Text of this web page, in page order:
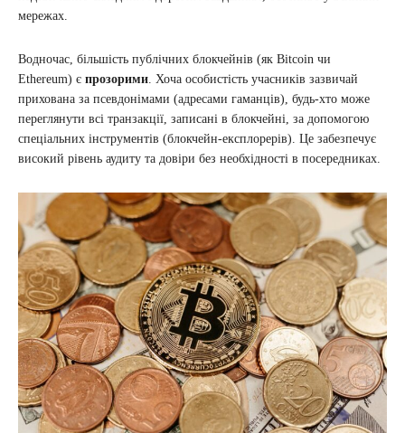
мережах.
Водночас, більшість публічних блокчейнів (як Bitcoin чи
Ethereum) є прозорими. Хоча особистість учасників зазвичай
прихована за псевдонімами (адресами гаманців), будь-хто може
переглянути всі транзакції, записані в блокчейні, за допомогою
спеціальних інструментів (блокчейн-експлорерів). Це забезпечує
високий рівень аудиту та довіри без необхідності в посередниках.